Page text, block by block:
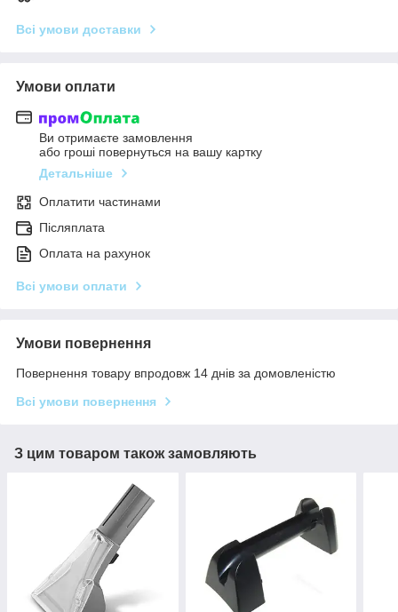
Всі умови доставки
Умови оплати
Ви отримаєте замовлення
або гроші повернуться на вашу картку
Детальніше
Оплатити частинами
Післяплата
Оплата на рахунок
Всі умови оплати
Умови повернення
Повернення товару впродовж 14 днів за домовленістю
Всі умови повернення
З цим товаром також замовляють